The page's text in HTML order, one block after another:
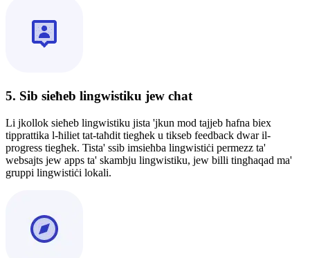
5. Sib sieħeb lingwistiku jew chat
Li jkollok sieħeb lingwistiku jista 'jkun mod tajjeb ħafna biex
tipprattika l-ħiliet tat-taħdit tiegħek u tikseb feedback dwar il-
progress tiegħek. Tista' ssib imsieħba lingwistiċi permezz ta'
websajts jew apps ta' skambju lingwistiku, jew billi tingħaqad ma'
gruppi lingwistiċi lokali.